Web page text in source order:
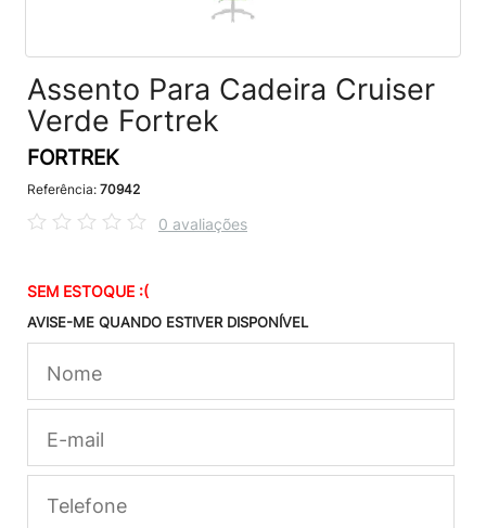
Assento Para Cadeira Cruiser
Verde Fortrek
FORTREK
Referência: 70942
0 avaliações
SEM ESTOQUE :(
AVISE-ME QUANDO ESTIVER DISPONÍVEL